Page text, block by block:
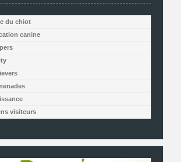
du chiot
canine
visiteurs